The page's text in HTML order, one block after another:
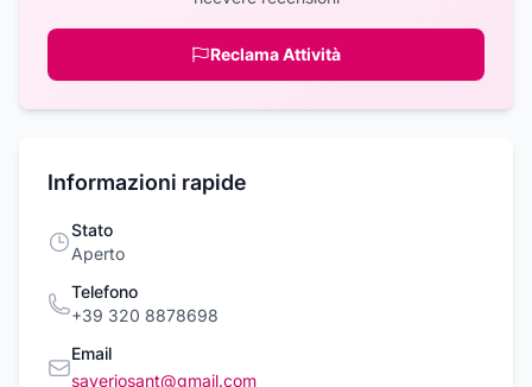
Reclama Attività
Informazioni rapide
Stato
Aperto
Telefono
+39 320 8878698
Email
saveriosant@gmail.com